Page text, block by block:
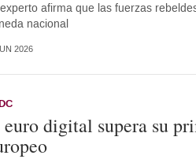
afirma que las fuerzas
nacional
2026
digital supera su